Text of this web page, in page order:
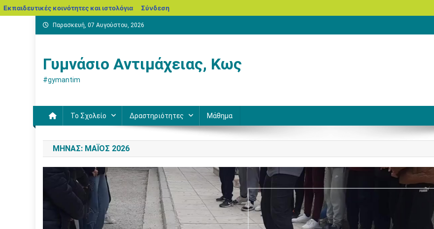
Εκπαιδευτικές κοινότητες και ιστολόγια blogs.sch.gr
Σύνδεση
Μεταπηδήστε
στο
Παρασκευή, 07 Αυγούστου, 2026
Γυμνάσιο Αντιμάχειας, Κως
#gymantim
Το Σχολείο Δραστηριότητες Μάθημα
ΜΉΝΑΣ: ΜΆΙΟΣ 2026